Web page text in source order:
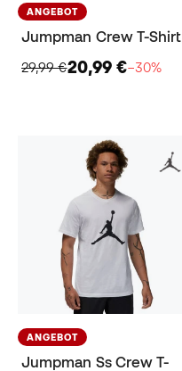
ANGEBOT
Jumpman Crew T-Shirt
29,99 €20,99 €−30%
ANGEBOT
Jumpman Ss Crew T-